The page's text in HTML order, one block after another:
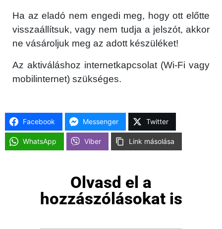
Ha az eladó nem engedi meg, hogy ott előtte
visszaállítsuk, vagy nem tudja a jelszót, akkor
ne vásároljuk meg az adott készüléket!
Az aktiváláshoz internetkapcsolat (Wi-Fi vagy
mobilinternet) szükséges.
Facebook Messenger Twitter
WhatsApp Viber Link másolása
Olvasd el a
hozzászólásokat is